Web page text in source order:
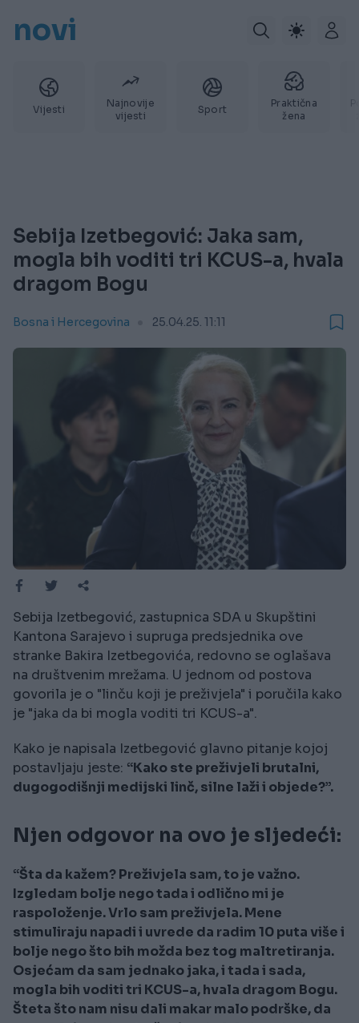
novi
Vijesti
Najnovije
vijesti
Sport
Praktična
žena
Sebija Izetbegović: Jaka sam,
mogla bih voditi tri KCUS-a, hvala
dragom Bogu
Bosna i Hercegovina 25.04.25. 11:11
Sebija Izetbegović, zastupnica SDA u Skupštini
Kantona Sarajevo i supruga predsjednika ove
stranke Bakira Izetbegovića, redovno se oglašava
na društvenim mrežama. U jednom od postova
govorila je o "linču koji je preživjela" i poručila kako
je "jaka da bi mogla voditi tri KCUS-a".
Kako je napisala Izetbegović glavno pitanje kojoj
postavljaju jeste: “Kako ste preživjeli brutalni,
dugogodišnji medijski linč, silne laži i objede?”.
Njen odgovor na ovo je sljedeći:
“Šta da kažem? Preživjela sam, to je važno.
Izgledam bolje nego tada i odlično mi je
raspoloženje. Vrlo sam preživjela. Mene
stimuliraju napadi i uvrede da radim 10 puta više i
bolje nego što bih možda bez tog maltretiranja.
Osjećam da sam jednako jaka, i tada i sada,
mogla bih voditi tri KCUS-a, hvala dragom Bogu.
Šteta što nam nisu dali makar malo podrške, da